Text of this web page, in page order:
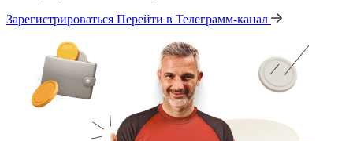
Зарегистрироваться Перейти в Телеграмм-канал